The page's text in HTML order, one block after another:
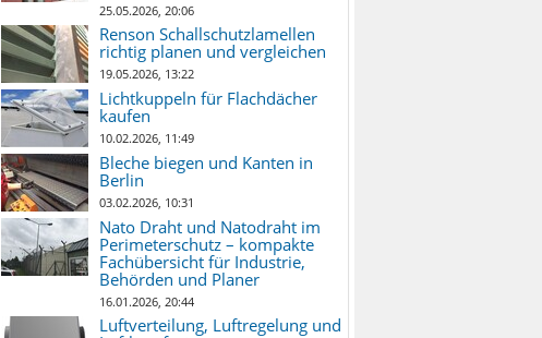
25.05.2026, 20:06
Renson Schallschutzlamellen
richtig planen und vergleichen
19.05.2026, 13:22
Lichtkuppeln für Flachdächer
kaufen
10.02.2026, 11:49
Bleche biegen und Kanten in
Berlin
03.02.2026, 10:31
Nato Draht und Natodraht im
Perimeterschutz – kompakte
Fachübersicht für Industrie,
Behörden und Planer
16.01.2026, 20:44
Luftverteilung, Luftregelung und